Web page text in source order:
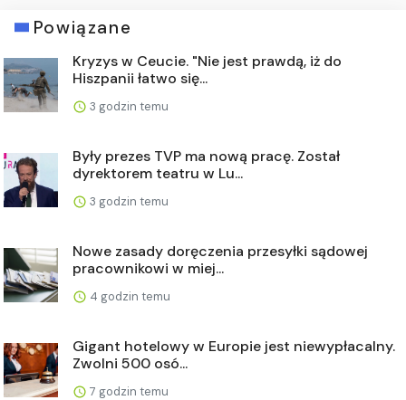
Powiązane
Kryzys w Ceucie. "Nie jest prawdą, iż do
Hiszpanii łatwo się...
3 godzin temu
Były prezes TVP ma nową pracę. Został
dyrektorem teatru w Lu...
3 godzin temu
Nowe zasady doręczenia przesyłki sądowej
pracownikowi w miej...
4 godzin temu
Gigant hotelowy w Europie jest niewypłacalny.
Zwolni 500 osó...
7 godzin temu